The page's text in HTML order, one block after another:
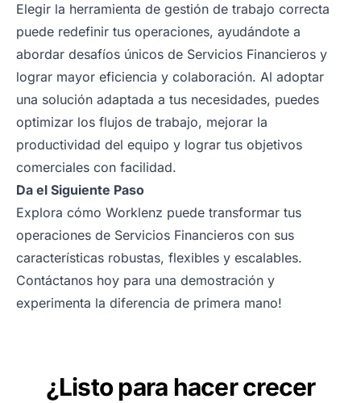
Elegir la herramienta de gestión de trabajo correcta
puede redefinir tus operaciones, ayudándote a
abordar desafíos únicos de Servicios Financieros y
lograr mayor eficiencia y colaboración. Al adoptar
una solución adaptada a tus necesidades, puedes
optimizar los flujos de trabajo, mejorar la
productividad del equipo y lograr tus objetivos
comerciales con facilidad.
Da el Siguiente Paso
Explora cómo Worklenz puede transformar tus
operaciones de Servicios Financieros con sus
características robustas, flexibles y escalables.
Contáctanos hoy para una demostración y
experimenta la diferencia de primera mano!
¿Listo para hacer crecer